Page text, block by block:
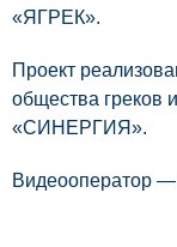
«ЯГРЕК».
Проект
общества греков
«СИНЕРГИЯ».
Видеооператор —